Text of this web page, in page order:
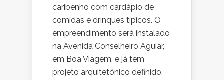
caribenho com cardápio de
comidas e drinques típicos. O
empreendimento será instalado
na Avenida Conselheiro Aguiar,
em Boa Viagem, e já tem
projeto arquitetônico definido.